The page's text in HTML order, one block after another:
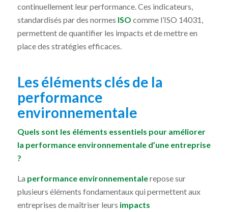
continuellement leur performance. Ces indicateurs,
standardisés par des normes ISO comme l’ISO 14031,
permettent de quantifier les impacts et de mettre en
place des stratégies efficaces.
Les éléments clés de la
performance
environnementale
Quels sont les éléments essentiels pour améliorer
la performance environnementale d’une entreprise
?
La performance environnementalerepose sur
plusieurs éléments fondamentaux qui permettent aux
entreprises de maîtriser leurs impacts